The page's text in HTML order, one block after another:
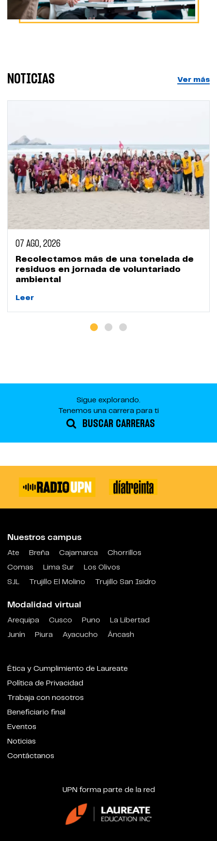
NOTICIAS Ver más
07 AGO, 2026
Recolectamos más de una tonelada de
residuos en jornada de voluntariado
ambiental
Leer
Sigue explorando.
Tenemos una carrera para ti
BUSCAR CARRERAS
Nuestros campus
Ate Breña Cajamarca
Chorrillos
Comas
Lima Sur
Los Olivos
SJL
Trujillo El Molino Trujillo San Isidro
Modalidad virtual
Arequipa Cusco Puno
La Libertad
Junín
Piura Ayacucho Áncash
Ética y Cumplimiento de Laureate
Política de Privacidad
Trabaja con nosotros
Beneficiario final
Eventos
Noticias
Contáctanos
UPN forma parte de la red